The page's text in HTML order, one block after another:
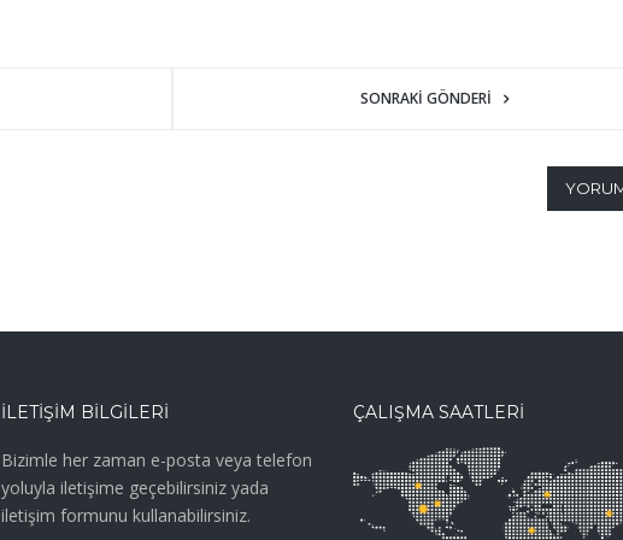
SONRAKI GÖNDERI
İLETİŞİM BİLGİLERİ
Bizimle her zaman e-posta veya telefon
yoluyla iletişime geçebilirsiniz yada
iletişim formunu kullanabilirsiniz.
ÇALIŞMA SAATLERİ